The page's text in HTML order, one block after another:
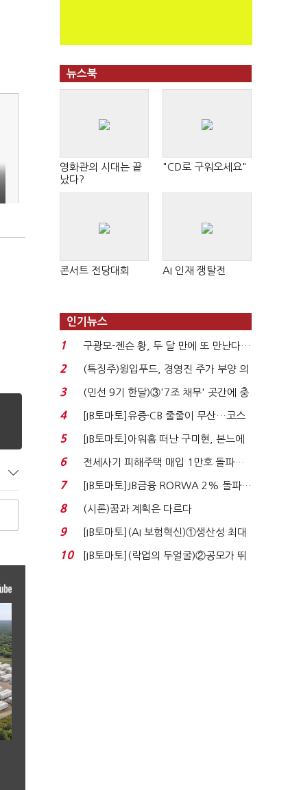
뉴스북
영화관의 시대는 끝
났다?
"CD로 구워오세요"
콘서트 전당대회 AI 인재 쟁탈전
인기뉴스
1
구광모-젠슨 황, 두 달 만에 또 만난다…
로봇·AI 등 논...
2
(특징주)윙입푸드, 경영진 주가 부양 의
지에 상한가...
3
(민선 9기 한달)③'7조 채무' 곳간에 충
격…추미애, 20년...
4
[IB토마토]유증·CB 줄줄이 무산…코스
닥 벌점 급증에 ...
5
[IB토마토]아워홈 떠난 구미현, 본느에
340억 베팅…가...
6
전세사기 피해주택 매입 1만호 돌파…
누적 피해자 4만2...
7
[IB토마토]JB금융 RORWA 2% 돌파…
실적 견인은 은행 ...
8 (시론)꿈과 계획은 다르다
9
[IB토마토](AI 보험혁신)①생산성 최대
80% 개선…현실...
10
[IB토마토](락업의 두얼굴)②공모가 뛰